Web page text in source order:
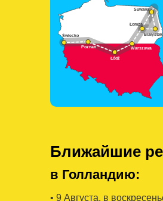
Ближайшие
в Голландию:
• 9 Августa, в